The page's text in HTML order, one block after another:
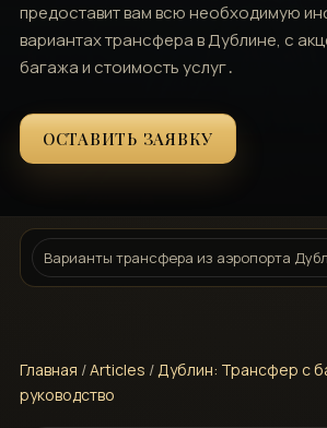
предоставит вам всю необходимую
вариантах трансфера в Дублине‚ с
багажа и стоимость услуг․
ОСТАВИТЬ ЗАЯВКУ
Варианты трансфера из аэропорта
Главная /Articles /Дублин: Трансфер с
руководство